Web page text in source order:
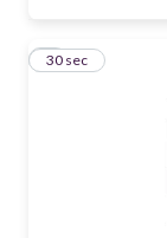
3
30 sec